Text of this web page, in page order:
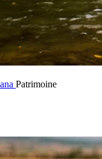
Patrimoine